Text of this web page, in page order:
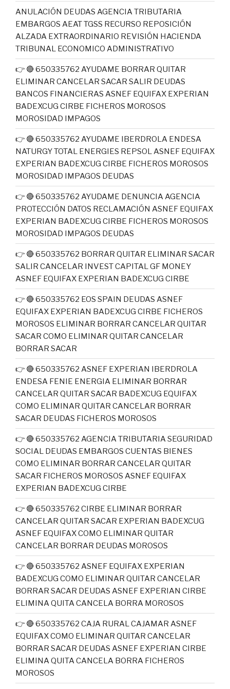
ANULACIÓN DEUDAS AGENCIA TRIBUTARIA
EMBARGOS AEAT TGSS RECURSO REPOSICIÓN
ALZADA EXTRAORDINARIO REVISIÓN HACIENDA
TRIBUNAL ECONOMICO ADMINISTRATIVO
👉 🔴 650335762 AYUDAME BORRAR QUITAR
ELIMINAR CANCELAR SACAR SALIR DEUDAS
BANCOS FINANCIERAS ASNEF EQUIFAX EXPERIAN
BADEXCUG CIRBE FICHEROS MOROSOS
MOROSIDAD IMPAGOS
👉 🔴 650335762 AYUDAME IBERDROLA ENDESA
NATURGY TOTAL ENERGIES REPSOL ASNEF EQUIFAX
EXPERIAN BADEXCUG CIRBE FICHEROS MOROSOS
MOROSIDAD IMPAGOS DEUDAS
👉 🔴 650335762 AYUDAME DENUNCIA AGENCIA
PROTECCIÓN DATOS RECLAMACIÓN ASNEF EQUIFAX
EXPERIAN BADEXCUG CIRBE FICHEROS MOROSOS
MOROSIDAD IMPAGOS DEUDAS
👉 🔴 650335762 BORRAR QUITAR ELIMINAR SACAR
SALIR CANCELAR INVEST CAPITAL GF MONEY
ASNEF EQUIFAX EXPERIAN BADEXCUG CIRBE
👉 🔴 650335762 EOS SPAIN DEUDAS ASNEF
EQUIFAX EXPERIAN BADEXCUG CIRBE FICHEROS
MOROSOS ELIMINAR BORRAR CANCELAR QUITAR
SACAR COMO ELIMINAR QUITAR CANCELAR
BORRAR SACAR
👉 🔴 650335762 ASNEF EXPERIAN IBERDROLA
ENDESA FENIE ENERGIA ELIMINAR BORRAR
CANCELAR QUITAR SACAR BADEXCUG EQUIFAX
COMO ELIMINAR QUITAR CANCELAR BORRAR
SACAR DEUDAS FICHEROS MOROSOS
👉 🔴 650335762 AGENCIA TRIBUTARIA SEGURIDAD
SOCIAL DEUDAS EMBARGOS CUENTAS BIENES
COMO ELIMINAR BORRAR CANCELAR QUITAR
SACAR FICHEROS MOROSOS ASNEF EQUIFAX
EXPERIAN BADEXCUG CIRBE
👉 🔴 650335762 CIRBE ELIMINAR BORRAR
CANCELAR QUITAR SACAR EXPERIAN BADEXCUG
ASNEF EQUIFAX COMO ELIMINAR QUITAR
CANCELAR BORRAR DEUDAS MOROSOS
👉 🔴 650335762 ASNEF EQUIFAX EXPERIAN
BADEXCUG COMO ELIMINAR QUITAR CANCELAR
BORRAR SACAR DEUDAS ASNEF EXPERIAN CIRBE
ELIMINA QUITA CANCELA BORRA MOROSOS
👉 🔴 650335762 CAJA RURAL CAJAMAR ASNEF
EQUIFAX COMO ELIMINAR QUITAR CANCELAR
BORRAR SACAR DEUDAS ASNEF EXPERIAN CIRBE
ELIMINA QUITA CANCELA BORRA FICHEROS
MOROSOS